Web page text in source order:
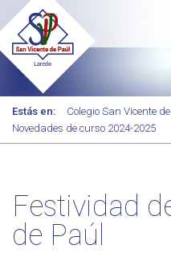
Estás en: Colegio San Vicente
Novedades de curso 2024-2025
Festividad
de Paúl